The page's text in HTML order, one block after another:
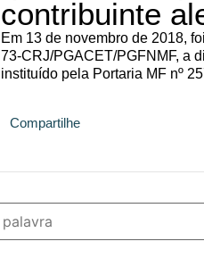
contribuinte
Em 13 de novembro de 2018,
73-CRJ/PGACET/PGFNMF, a
instituído pela Portaria MF nº
Compartilhe